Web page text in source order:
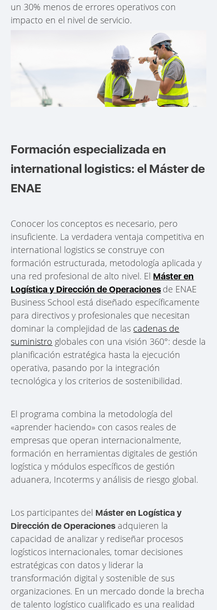
un 30% menos de errores operativos con
impacto en el nivel de servicio.
Formación especializada en
international logistics: el Máster de
ENAE
Conocer los conceptos es necesario, pero
insuficiente. La verdadera ventaja competitiva en
international logistics se construye con
formación estructurada, metodología aplicada y
una red profesional de alto nivel. El Máster en
Logística y Dirección de Operaciones de ENAE
Business School está diseñado específicamente
para directivos y profesionales que necesitan
dominar la complejidad de las cadenas de
suministro globales con una visión 360°: desde la
planificación estratégica hasta la ejecución
operativa, pasando por la integración
tecnológica y los criterios de sostenibilidad.
El programa combina la metodología del
«aprender haciendo» con casos reales de
empresas que operan internacionalmente,
formación en herramientas digitales de gestión
logística y módulos específicos de gestión
aduanera, Incoterms y análisis de riesgo global.
Los participantes del Máster en Logística y
Dirección de Operaciones adquieren la
capacidad de analizar y rediseñar procesos
logísticos internacionales, tomar decisiones
estratégicas con datos y liderar la
transformación digital y sostenible de sus
organizaciones. En un mercado donde la brecha
de talento logístico cualificado es una realidad